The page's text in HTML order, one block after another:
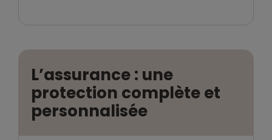
L’assurance : une
protection complète et
personnalisée